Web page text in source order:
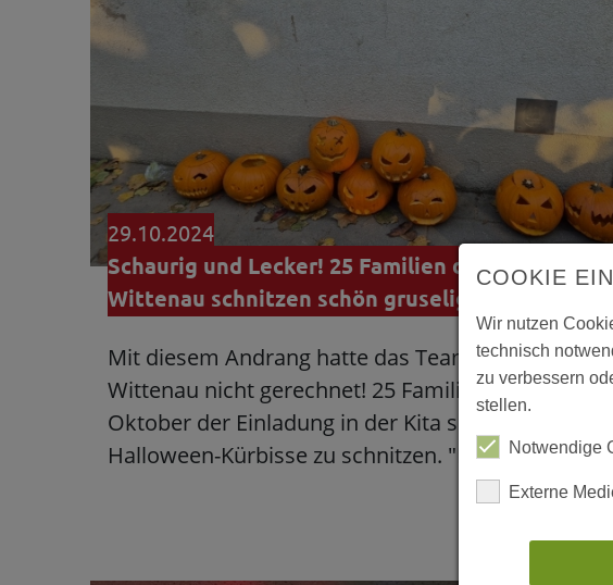
29.10.2024
Schaurig und Lecker! 25 Familien der Outlaw-
Wittenau schnitzen schön gruselige Halloween-
Mit diesem Andrang hatte das Team der Outlaw-
Wittenau nicht gerechnet! 25 Familien folgten am
Oktober der Einladung in der Kita schaurig schöne
Halloween-Kürbisse zu schnitzen. "Die…
COOKIE
Wir nutzen
technisch
zu verbessern
stellen.
Notwendige
Externe